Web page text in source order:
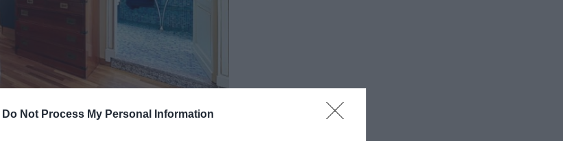
Do Not Process My Personal Information